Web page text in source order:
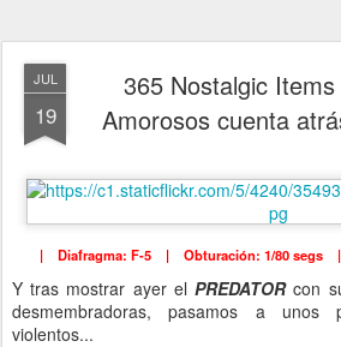
JUL
19
365 Nostalgic
Amorosos cuenta
| Diafragma: F-5 | Obturación: 1/80
Y tras mostrar ayer elPREDATORcon
desmembradoras, pasamos a unos
violentos...